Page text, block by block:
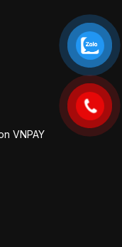
VNPAY